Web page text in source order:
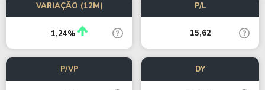
VARIAÇÃO (12M)
1,24%
P/L
15,62
P/VP DY